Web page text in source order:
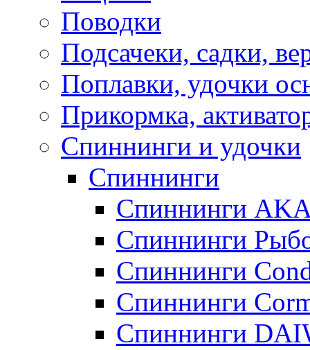
Поводки
Подсачеки, садки,
Поплавки, удочки
Прикормка,
Спиннинги и удочки
Спиннинги
Спиннинги
Спиннинги
Спиннинги
Спиннинги
Спиннинги